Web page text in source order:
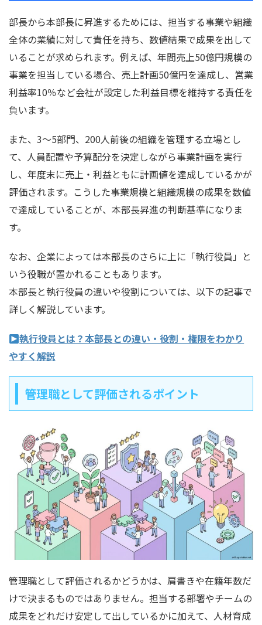
部長から本部長に昇進するためには、担当する事業や組織
全体の業績に対して責任を持ち、数値結果で成果を出して
いることが求められます。例えば、年間売上50億円規模の
事業を担当している場合、売上計画50億円を達成し、営業
利益率10％など会社が設定した利益目標を維持する責任を
負います。
また、3〜5部門、200人前後の組織を管理する立場とし
て、人員配置や予算配分を決定しながら事業計画を実行
し、年度末に売上・利益ともに計画値を達成しているかが
評価されます。こうした事業規模と組織規模の成果を数値
で達成していることが、本部長昇進の判断基準になりま
す。
なお、企業によっては本部長のさらに上に「執行役員」と
いう役職が置かれることもあります。
本部長と執行役員の違いや役割については、以下の記事で
詳しく解説しています。
執行役員とは？本部長との違い・役割・権限をわかり
やすく解説
管理職として評価されるポイント
管理職として評価されるかどうかは、肩書きや在籍年数だ
けで決まるものではありません。担当する部署やチームの
成果をどれだけ安定して出しているかに加えて、人材育成